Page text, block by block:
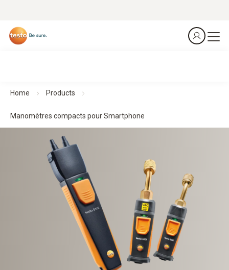
Home Products
Manomètres compacts pour Smartphone